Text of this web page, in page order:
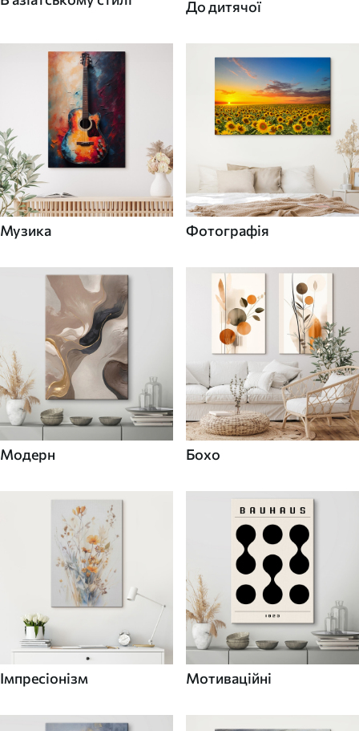
До дитячої
Музика Фотографія
Модерн Бохо
Імпресіонізм Мотиваційні